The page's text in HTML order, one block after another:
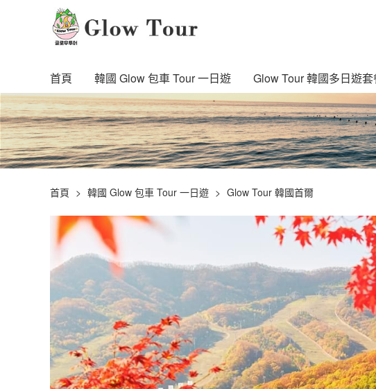
首頁 韓國 Glow 包車 Tour 一日遊 Glow Tour 韓國多日遊套
首頁 韓國 Glow 包車 Tour 一日遊 Glow Tour 韓國首爾